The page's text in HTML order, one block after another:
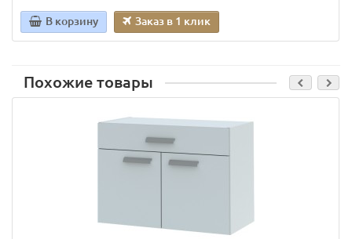
В корзину Заказ в 1 клик
Похожие товары